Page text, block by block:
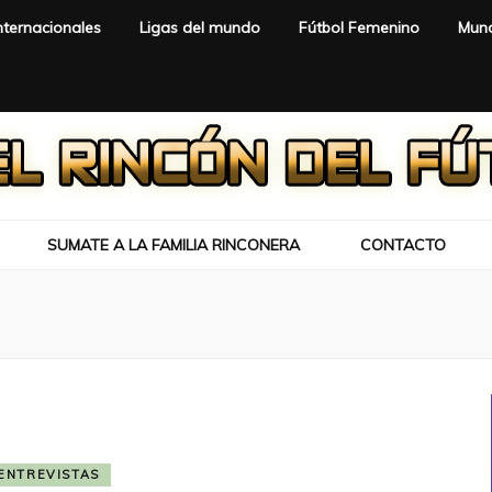
Ligas del mundo Fútbol Femenino
SUMATE A LA FAMILIA RINCONERA CONTACTO